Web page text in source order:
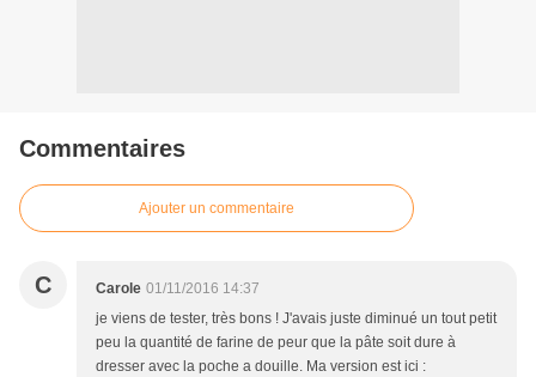
Commentaires
Ajouter un commentaire
C Carole 01/11/2016 14:37
je viens de tester, très bons ! J'avais juste diminué un tout petit
peu la quantité de farine de peur que la pâte soit dure à
dresser avec la poche a douille. Ma version est ici :